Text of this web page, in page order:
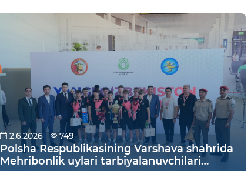
2.6.2026 749
Polsha Respublikasining Varshava shahrida
Mehribonlik uylari tarbiyalanuvchilari